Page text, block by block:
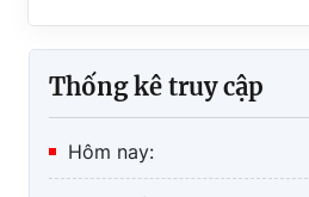
Thống kê truy cập
Hôm nay: